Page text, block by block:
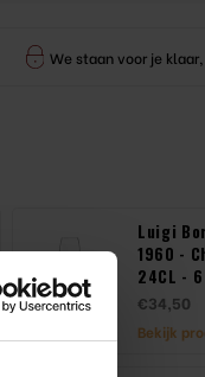
We staan voor je
Luigi
1960 -
24CL -
€34,50
Bekijk